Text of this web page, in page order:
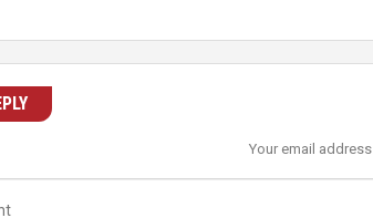
Your email